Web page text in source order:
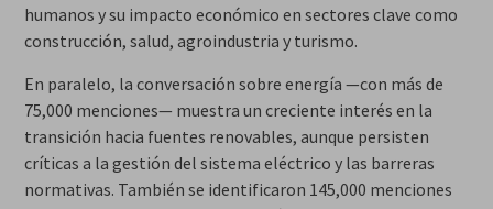
humanos y su impacto económico en sectores clave como
construcción, salud, agroindustria y turismo.
En paralelo, la conversación sobre energía —con más de
75,000 menciones— muestra un creciente interés en la
transición hacia fuentes renovables, aunque persisten
críticas a la gestión del sistema eléctrico y las barreras
normativas. También se identificaron 145,000 menciones